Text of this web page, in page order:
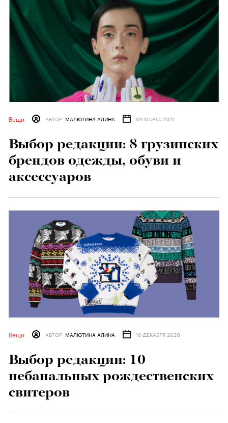
Вещи АВТОР МАЛЮТИНА АЛИНА 09 МАРТА 2021
Выбор редакции: 8 грузинских
брендов одежды, обуви и
аксессуаров
Вещи АВТОР МАЛЮТИНА АЛИНА 10 ДЕКАБРЯ 2020
Выбор редакции: 10
небанальных рождественских
свитеров